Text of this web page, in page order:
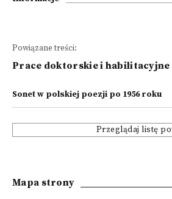
Powiązane treści:
Prace doktorskie i habilitacyjne
Sonet w polskiej poezji po 1956 roku
Przeglądaj listę
Mapa strony